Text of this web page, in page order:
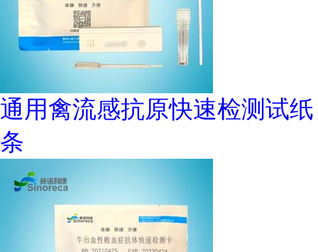
通用禽流感抗原快速检测试纸
条